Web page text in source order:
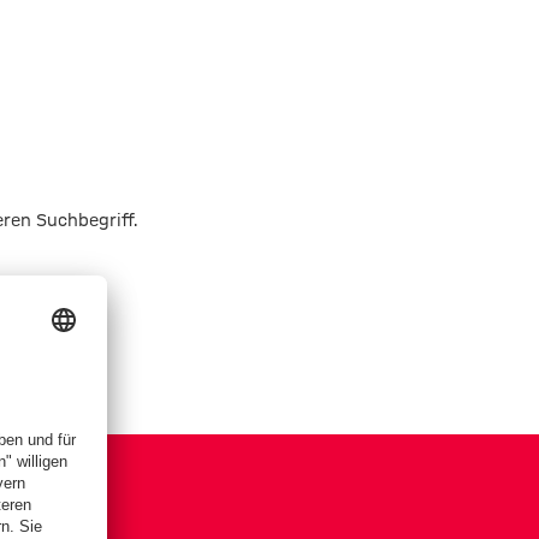
Suchbegriff.